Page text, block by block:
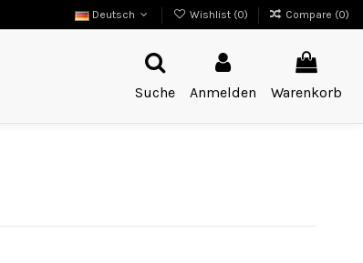
Deutsch Wishlist (0) Compare (0)
Suche
Anmelden Warenkorb